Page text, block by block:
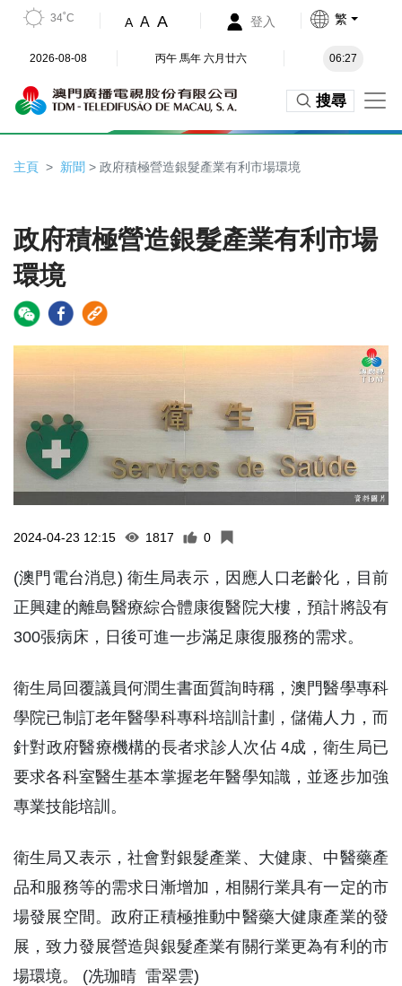
34˚C A A A 登入 繁
2026-08-08 丙午 馬年 六月廿六 06:27
搜尋
主頁 新聞 > 政府積極營造銀髮產業有利市場環境
政府積極營造銀髮產業有利市場
環境
2024-04-23 12:15 1817 0
(澳門電台消息) 衛生局表示，因應人口老齡化，目前
正興建的離島醫療綜合體康復醫院大樓，預計將設有
300張病床，日後可進一步滿足康復服務的需求。
衛生局回覆議員何潤生書面質詢時稱，澳門醫學專科
學院已制訂老年醫學科專科培訓計劃，儲備人力，而
針對政府醫療機構的長者求診人次佔 4成，衛生局已
要求各科室醫生基本掌握老年醫學知識，並逐步加強
專業技能培訓。
衛生局又表示，社會對銀髮產業、大健康、中醫藥產
品和服務等的需求日漸增加，相關行業具有一定的市
場發展空間。政府正積極推動中醫藥大健康產業的發
展，致力發展營造與銀髮產業有關行業更為有利的市
場環境。 (冼珈晴 雷翠雲)